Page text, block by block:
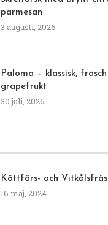
parmesan
3 augusti, 2026
Paloma – klassisk,
grapefrukt
30 juli, 2026
Köttfärs- och Vitkålsfräs
16 maj, 2024